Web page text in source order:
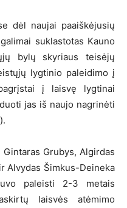
dėl naujai paaiškėjusių
suklastotas Kauno
bylų skyriaus teisėjų
lygtinio paleidimo į
į laisvę lygtinai
jas iš naujo nagrinėti
Grubys, Algirdas
Alvydas Šimkus-Deineka
paleisti 2-3 metais
laisvės atėmimo